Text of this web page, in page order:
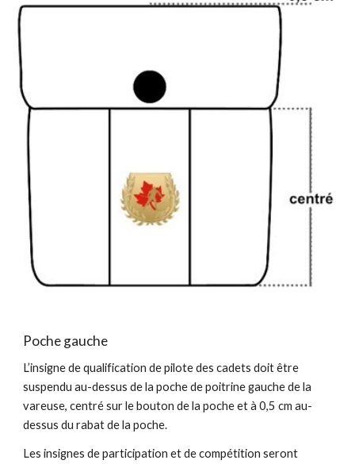
Poche gauche
L’insigne de qualification de pilote des cadets doit être
suspendu au-dessus de la poche de poitrine gauche de la
vareuse, centré sur le bouton de la poche et à 0,5 cm au-
dessus du rabat de la poche.
Les insignes de participation et de compétition seront